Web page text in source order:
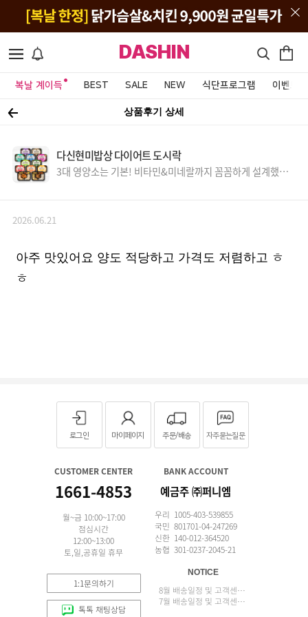
DASHIN
복날 계이득 BEST SALE NEW 식단프로그램 이벤트&
상품후기 상세
다신현미밥상 다이어트 도시락
3대 영양소는 기본! 비타민&미네랄까지 꼼꼼하게 설계했어
2026.06.21
아주 맛있어요 양도 적당하고 가격도 저렴하고 ㅎ
ㅎ
로그인 마이페이지 주문/배송 자주묻는질문
CUSTOMER CENTER
1661-4853
월~금 10:00~17:00
점심시간
12:00~13:00
토,일,공휴일 휴무
1:1문의하기
톡톡 채팅상담
BANK ACCOUNT
예금주 ㈜퍼니엠
우리 1005-403-539855
국민 801701-04-247269
신한 140-012-364520
농협 301-0237-2045-21
NOTICE
8월 배송일정 및 고객센터 업무 안내
7월 배송일정 및 고객센터 업무 안내